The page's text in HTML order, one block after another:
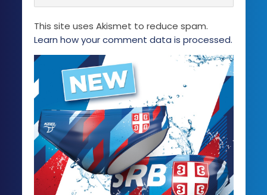
This site uses Akismet to reduce spam.
Learn how your comment data is processed.